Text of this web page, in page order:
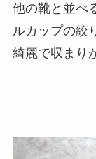
他の靴と並べ
ルカップの絞
綺麗で収まり